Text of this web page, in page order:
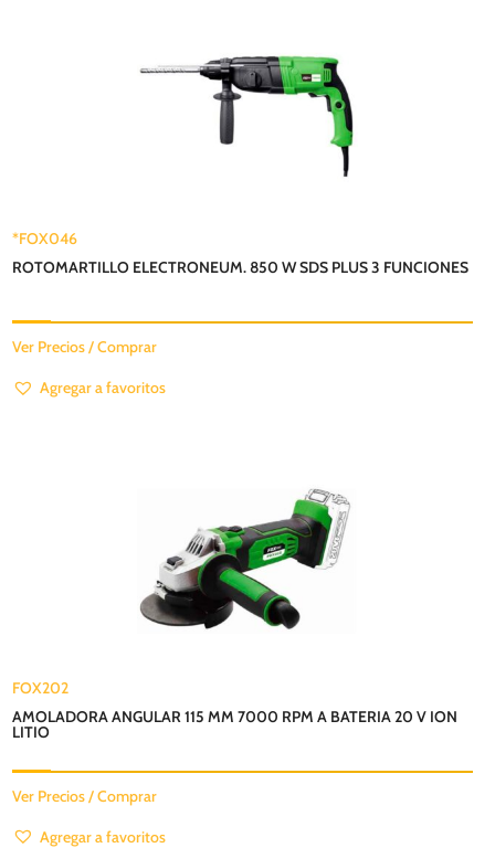
*FOX046
ROTOMARTILLO ELECTRONEUM. 850 W SDS PLUS 3 FUNCIONES
Ver Precios / Comprar
Agregar a favoritos
FOX202
AMOLADORA ANGULAR 115 MM 7000 RPM A BATERIA 20 V ION
LITIO
Ver Precios / Comprar
Agregar a favoritos